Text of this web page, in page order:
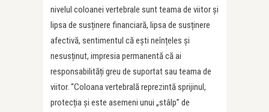
nivelul coloanei vertebrale sunt teama de viitor și
lipsa de susținere financiară, lipsa de susținere
afectivă, sentimentul că ești neînțeles și
nesusținut, impresia permanentă că ai
responsabilități greu de suportat sau teama de
viitor. “Coloana vertebrală reprezintă sprijinul,
protecția și este asemeni unui „stâlp” de